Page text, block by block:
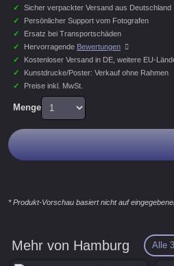
✓
Sicher verpackter Versand aus Deutschland
✓
Persönlicher Support vom Fotografen
✓
Ersatz bei Transportschäden
✓
Hervorragende Bewertungen
✓
Kostenloser Versand in DE, weitere EU-
✓
Kunstdrucke/Poster: Verkauf ohne Rahmen
✓
Preise inkl. MwSt.
Menge
* Produkt-Vorschau basiert nicht auf
Mehr von Hamburg Alle